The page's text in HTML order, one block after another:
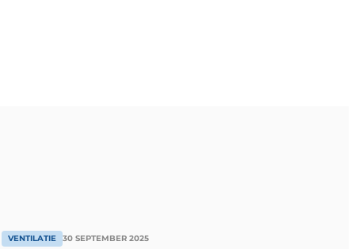
VENTILATIE 30 SEPTEMBER 2025